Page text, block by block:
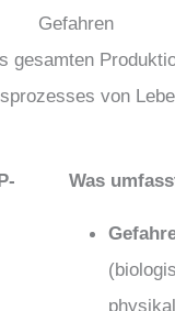
Gefahren
gesamten
von
Was